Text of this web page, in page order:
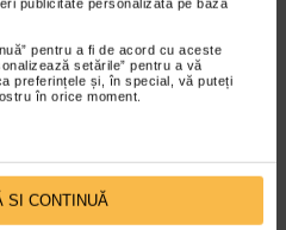
publicitate personalizată pe baza
pentru a fi de acord cu aceste
setările” pentru a vă
preferințele și, în special, vă puteți
în orice moment.
SI CONTINUĂ
de urina, de obicei in
Este o afectiune frecventa
copiilor, cat si al adultilor.
28 iulie 2026
plin: cand indica o afectiune si